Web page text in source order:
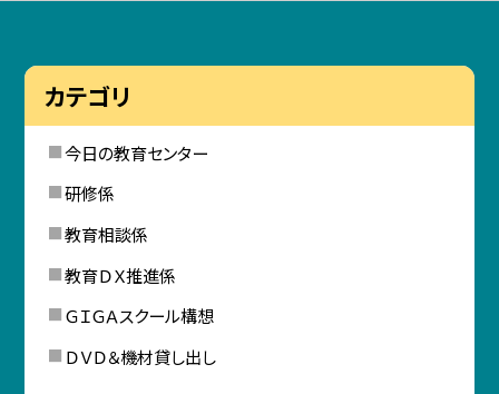
カテゴリ
今日の教育センター
研修係
教育相談係
教育ＤＸ推進係
ＧＩＧＡスクール構想
ＤＶＤ＆機材貸し出し